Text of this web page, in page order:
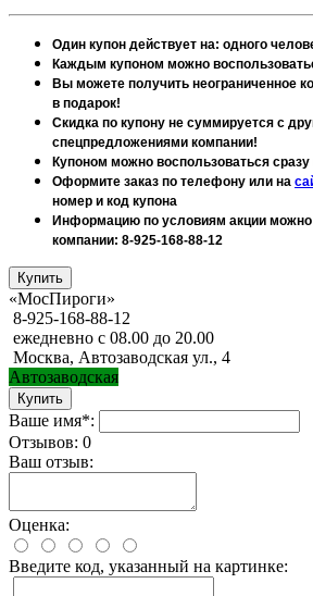
Один купон действует на: одного
Каждым купоном можно
Вы можете получить неограниченное
в подарок!
Скидка по купону не суммируется с
спецпредложениями компании!
Купоном можно воспользоваться
Оформите заказ по телефону или на
номер и код купона
Информацию по условиям акции можно
компании: 8-925-168-88-12
«МосПироги»
8-925-168-88-12
ежедневно с 08.00 до 20.00
Москва, Автозаводская ул., 4
Автозаводская
Ваше имя*:
Отзывов: 0
Ваш отзыв:
Оценка:
Введите код, указанный на картинке: